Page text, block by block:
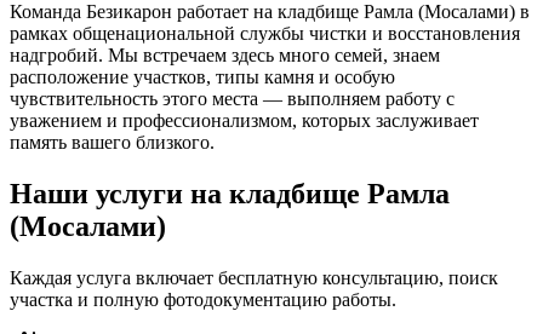
Команда Безикарон работает на кладбище Рамла (Мосалами) в
рамках общенациональной службы чистки и восстановления
надгробий. Мы встречаем здесь много семей, знаем
расположение участков, типы камня и особую
чувствительность этого места — выполняем работу с
уважением и профессионализмом, которых заслуживает
память вашего близкого.
Наши услуги на кладбище Рамла
(Мосалами)
Каждая услуга включает бесплатную консультацию, поиск
участка и полную фотодокументацию работы.